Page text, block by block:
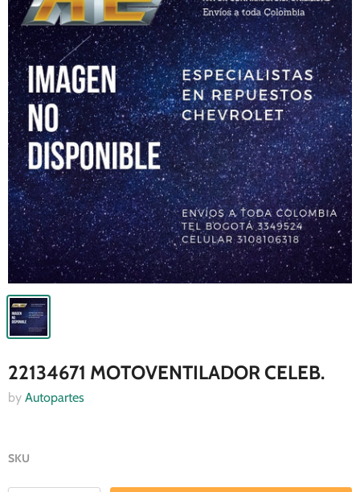
22134671 MOTOVENTILADOR CELEB.
by Autopartes
SKU